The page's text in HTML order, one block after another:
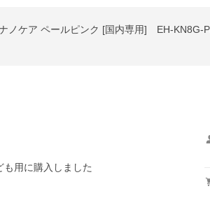
ケア ペールピンク [国内専用] EH-KN8G-
用に購入しました